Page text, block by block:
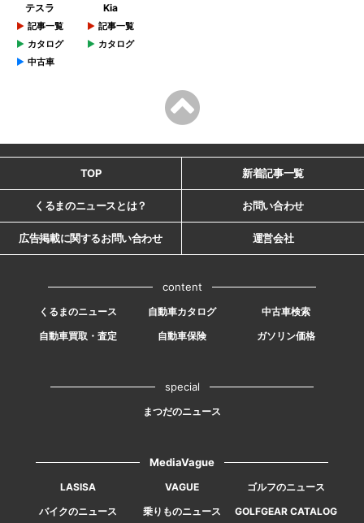
テスラ
記事一覧
カタログ
中古車
Kia
記事一覧
カタログ
TOP 新着記事一覧
くるまのニュースとは？ お問い合わせ
広告掲載に関するお問い合わせ 運営会社
content
くるまのニュース 自動車カタログ
中古車検索
自動車買取・査定
自動車保険 ガソリン価格
special
まつだのニュース
MediaVague
LASISA VAGUE
ゴルフのニュース
バイクのニュース
乗りものニュース GOLFGEAR CATALOG